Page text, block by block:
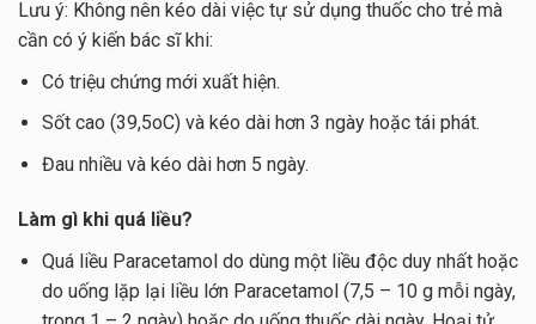
Lưu ý: Không nên kéo dài việc tự sử dụng thuốc cho trẻ mà
cần có ý kiến bác sĩ khi:
Có triệu chứng mới xuất hiện.
Sốt cao (39,5oC) và kéo dài hơn 3 ngày hoặc tái phát.
Đau nhiều và kéo dài hơn 5 ngày.
Làm gì khi quá liều?
Quá liều Paracetamol do dùng một liều độc duy nhất hoặc
do uống lặp lại liều lớn Paracetamol (7,5 – 10 g mỗi ngày,